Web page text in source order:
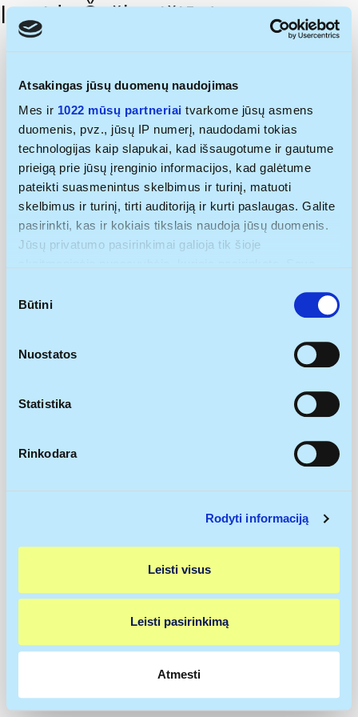
Atsakingas jūsų duomenų naudojimas
Mes ir 1022 mūsų partneriai tvarkome jūsų asmens
duomenis, pvz., jūsų IP numerį, naudodami tokias
technologijas kaip slapukai, kad išsaugotume ir gautume
prieigą prie jūsų įrenginio informacijos, kad galėtume
pateikti suasmenintus skelbimus ir turinį, matuoti
skelbimus ir turinį, tirti auditoriją ir kurti paslaugas. Galite
pasirinkti, kas ir kokiais tikslais naudoja jūsų duomenis.
Jūsų privatumo pasirinkimai galioja tik šioje
nuorodą į poraštę arba piktogramą „Privatumo trigeris“.
rinkti informaciją apie jūsų geografinę vietą, kurios
paklaida
Identifikuoti jūsų įrenginį aktyviai jį skenuodami
pagal specifines charakteristikas (skaitmeninių
atspaudų kūrimas)
. Galite bet kada pakeisti arba
Naudojame slapukus, kad galėtume suasmeninti turinį
bei skelbimus, teikti visuomeninės medijos funkcijas ir
analizuoti srautą. Be to, svetainės naudojimo informaciją
analizės partneriais, kurie gali ją pridėti prie kitos jūsų
pateiktos arba naudojant paslaugas surinktos
pasirinkimas
Būtini
Nuostatos
Statistika
Rinkodara
Rodyti informaciją
Leisti visus
Leisti pasirinkimą
Atmesti
Ingrida Češkevičiūtė